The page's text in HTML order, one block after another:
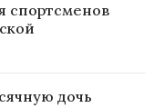
спортсменов
дочь